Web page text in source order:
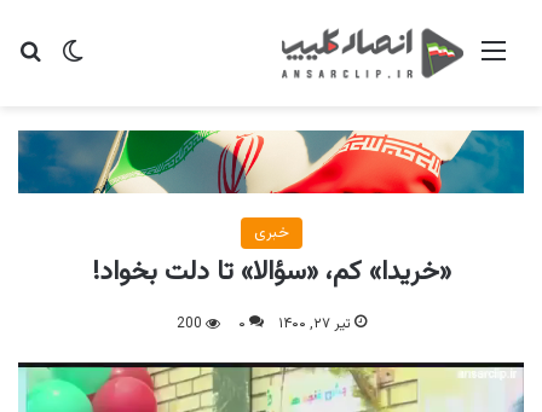
تغییر منو
خبری
«خریدا» کم، «سؤالا» تا دلت بخواد!
تیر ۲۷, ۱۴۰۰ ۰ 200
نمایشگر
ویدیو